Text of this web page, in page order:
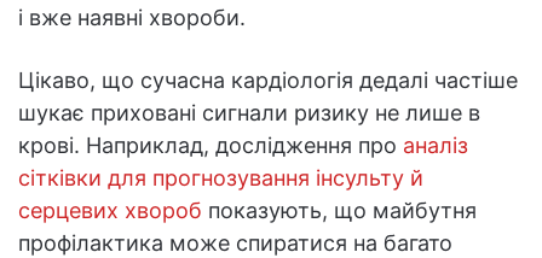
і вже наявні хвороби.
Цікаво, що сучасна кардіологія дедалі частіше
шукає приховані сигнали ризику не лише в
крові. Наприклад, дослідження про аналіз
сітківки для прогнозування інсульту й
серцевих хвороб показують, що майбутня
профілактика може спиратися на багато